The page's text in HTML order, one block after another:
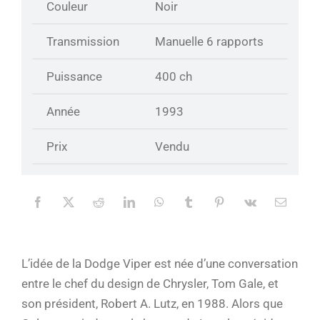
Couleur Noir
Transmission Manuelle 6 rapports
Puissance 400 ch
Année 1993
Prix Vendu
L’idée de la Dodge Viper est née d’une conversation
entre le chef du design de Chrysler, Tom Gale, et
son président, Robert A. Lutz, en 1988. Alors que